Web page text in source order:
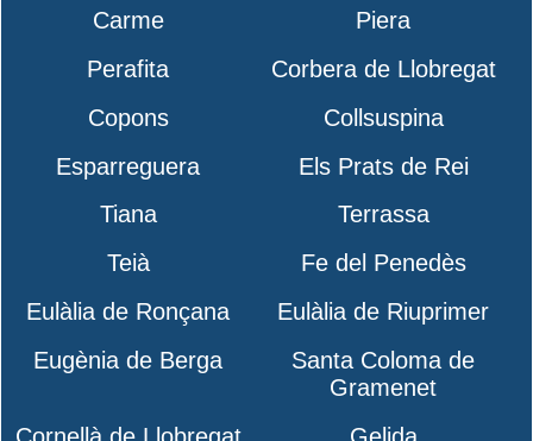
Carme
Piera
Perafita
Corbera de Llobregat
Copons
Collsuspina
Esparreguera
Els Prats de Rei
Tiana
Terrassa
Teià
Fe del Penedès
Eulàlia de Ronçana
Eulàlia de Riuprimer
Eugènia de Berga
Santa Coloma de
Gramenet